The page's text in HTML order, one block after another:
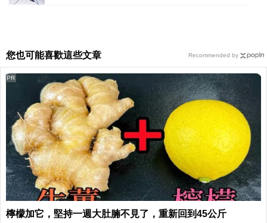
您也可能喜歡這些文章
檸檬加它，堅持一週大肚腩不見了，重新回到45公斤
PR
Recommended by